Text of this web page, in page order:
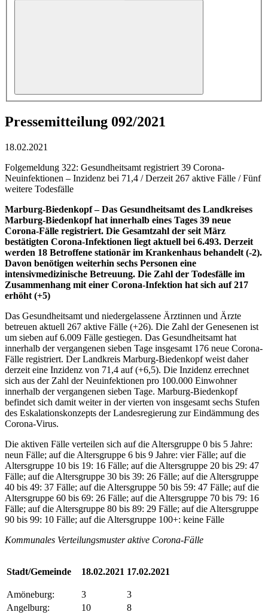
Pressemitteilung 092/2021
18.02.2021
Folgemeldung 322: Gesundheitsamt registriert 39 Corona-
Neuinfektionen – Inzidenz bei 71,4 / Derzeit 267 aktive Fälle / Fünf
weitere Todesfälle
Marburg-Biedenkopf – Das Gesundheitsamt des Landkreises
Marburg-Biedenkopf hat innerhalb eines Tages 39 neue
Corona-Fälle registriert. Die Gesamtzahl der seit März
bestätigten Corona-Infektionen liegt aktuell bei 6.493. Derzeit
werden 18 Betroffene stationär im Krankenhaus behandelt (-2).
Davon benötigen weiterhin sechs Personen eine
intensivmedizinische Betreuung. Die Zahl der Todesfälle im
Zusammenhang mit einer Corona-Infektion hat sich auf 217
erhöht (+5)
Das Gesundheitsamt und niedergelassene Ärztinnen und Ärzte
betreuen aktuell 267 aktive Fälle (+26). Die Zahl der Genesenen ist
um sieben auf 6.009 Fälle gestiegen. Das Gesundheitsamt hat
innerhalb der vergangenen sieben Tage insgesamt 176 neue Corona-
Fälle registriert. Der Landkreis Marburg-Biedenkopf weist daher
derzeit eine Inzidenz von 71,4 auf (+6,5). Die Inzidenz errechnet
sich aus der Zahl der Neuinfektionen pro 100.000 Einwohner
innerhalb der vergangenen sieben Tage. Marburg-Biedenkopf
befindet sich damit weiter in der vierten von insgesamt sechs Stufen
des Eskalationskonzepts der Landesregierung zur Eindämmung des
Corona-Virus.
Die aktiven Fälle verteilen sich auf die Altersgruppe 0 bis 5 Jahre:
neun Fälle; auf die Altersgruppe 6 bis 9 Jahre: vier Fälle; auf die
Altersgruppe 10 bis 19: 16 Fälle; auf die Altersgruppe 20 bis 29: 47
Fälle; auf die Altersgruppe 30 bis 39: 26 Fälle; auf die Altersgruppe
40 bis 49: 37 Fälle; auf die Altersgruppe 50 bis 59: 47 Fälle; auf die
Altersgruppe 60 bis 69: 26 Fälle; auf die Altersgruppe 70 bis 79: 16
Fälle; auf die Altersgruppe 80 bis 89: 29 Fälle; auf die Altersgruppe
90 bis 99: 10 Fälle; auf die Altersgruppe 100+: keine Fälle
Kommunales Verteilungsmuster aktive Corona-Fälle
Stadt/Gemeinde 18.02.2021 17.02.2021
Amöneburg: 3
3
Angelburg:
10
8